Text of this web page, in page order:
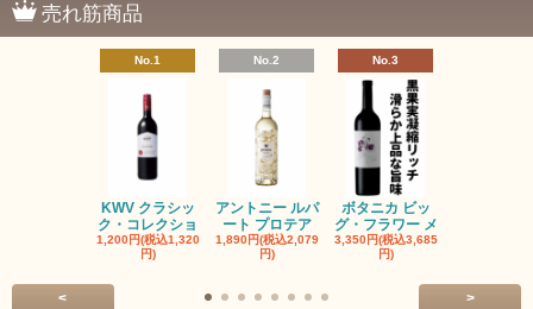
売れ筋商品
No.1
KWV クラシッ
ク・コレクショ
1,200円(税込1,320
円)
No.2
アントニー ルパ
ート プロテア
1,890円(税込2,079
円)
No.3
ボタニカ ビッ
グ・フラワー メ
3,350円(税込3,685
円)
< >